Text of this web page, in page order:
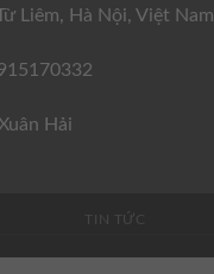
Liêm, Hà Nội, Việt Nam
Hải
TIN TỨC